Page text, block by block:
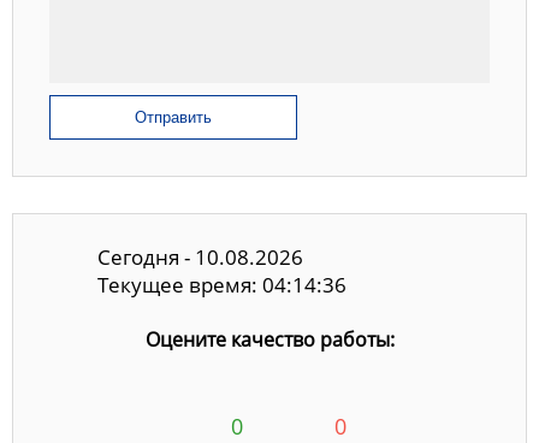
Отправить
Сегодня - 10.08.2026
Текущее время: 04:14:36
Оцените качество работы:
0 0